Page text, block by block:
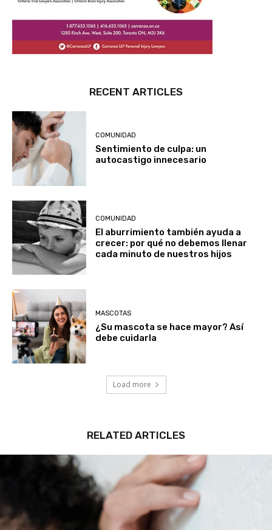
RECENT ARTICLES
COMUNIDAD
Sentimiento de culpa: un
autocastigo innecesario
COMUNIDAD
El aburrimiento también ayuda a
crecer: por qué no debemos llenar
cada minuto de nuestros hijos
MASCOTAS
¿Su mascota se hace mayor? Así
debe cuidarla
Load more
RELATED ARTICLES